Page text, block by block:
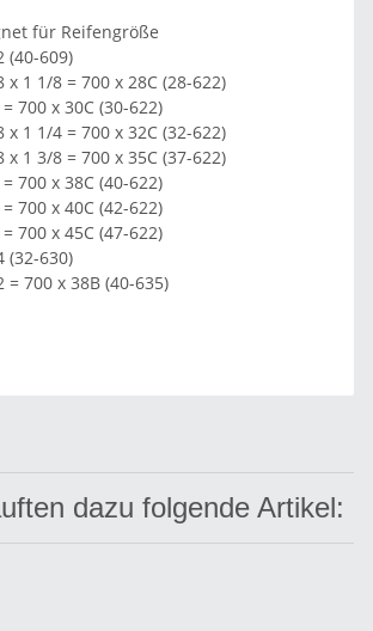
für Reifengröße
(40-609)
x 1 1/8 = 700 x 28C (28-622)
700 x 30C (30-622)
x 1 1/4 = 700 x 32C (32-622)
x 1 3/8 = 700 x 35C (37-622)
700 x 38C (40-622)
700 x 40C (42-622)
700 x 45C (47-622)
(32-630)
= 700 x 38B (40-635)
dazu folgende Artikel: